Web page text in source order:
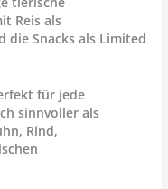
Reis als
die Snacks als Limited
für jede
sinnvoller als
Rind,